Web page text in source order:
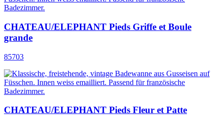
CHATEAU/ELEPHANT Pieds Griffe et Boule
grande
85703
CHATEAU/ELEPHANT Pieds Fleur et Patte